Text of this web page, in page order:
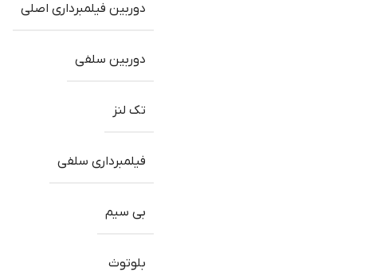
دوربین فیلمبرداری اصلی
دوربین سلفی
تک لنز
فیلمبرداری سلفی
بی سیم
بلوتوث